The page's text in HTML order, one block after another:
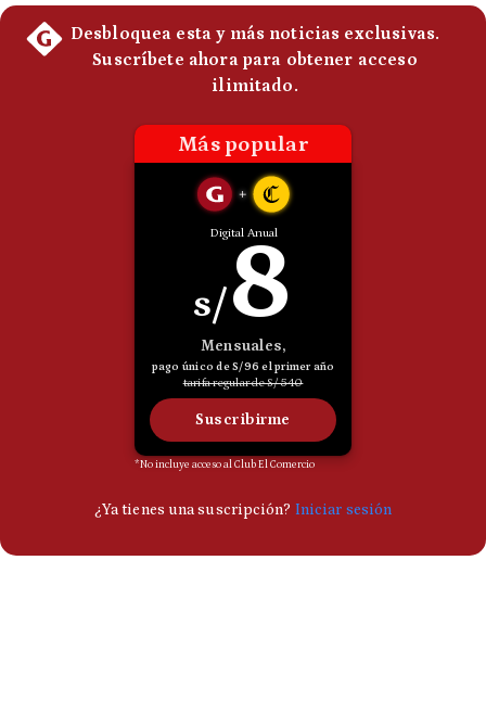
Preguntas
Frecuentes